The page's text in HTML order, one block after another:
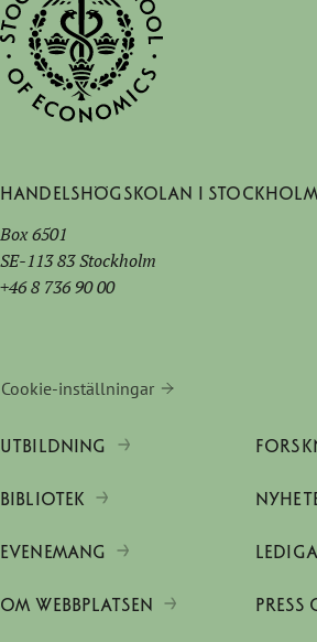
Handelshögskolan i
Box 6501
SE-113 83 Stockholm
+46 8 736 90 00
Cookie-inställningar
UTBILDNING
BIBLIOTEK
EVENEMANG
OM WEBBPLATSEN